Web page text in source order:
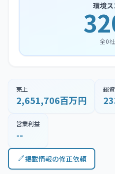
環境
全0
売上
2,651,706百万円
総
営業利益
--
掲載情報の修正依頼